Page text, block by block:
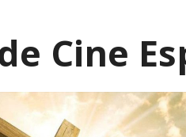
Cine